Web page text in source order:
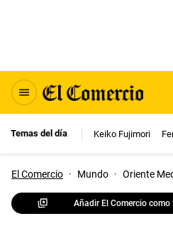
Temas del día Keiko Fujimori
El Comercio · Mundo · Oriente
Añadir El Comercio como